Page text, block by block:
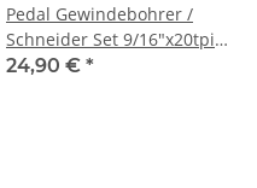
Pedal Gewindebohrer /
Schneider Set 9/16"x20tpi
Premium Set
24,90 € *